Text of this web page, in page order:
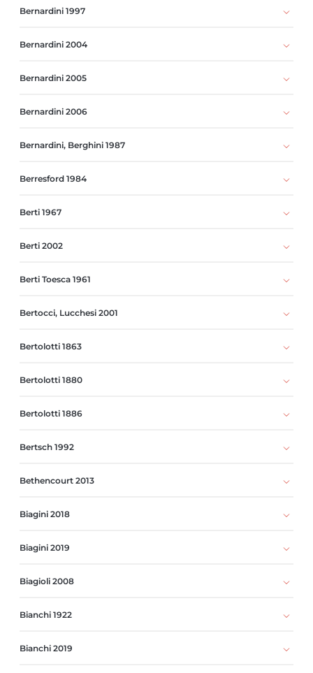
Bernardini 1997
Bernardini 2004
Bernardini 2005
Bernardini 2006
Bernardini, Berghini 1987
Berresford 1984
Berti 1967
Berti 2002
Berti Toesca 1961
Bertocci, Lucchesi 2001
Bertolotti 1863
Bertolotti 1880
Bertolotti 1886
Bertsch 1992
Bethencourt 2013
Biagini 2018
Biagini 2019
Biagioli 2008
Bianchi 1922
Bianchi 2019